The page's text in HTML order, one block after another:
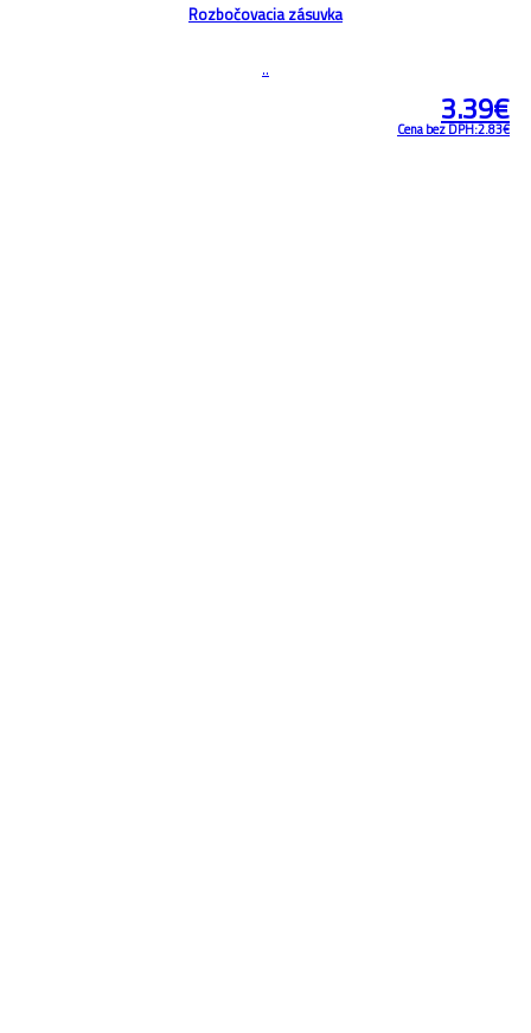
Rozbočovacia zásuvka
..
3.39€
Cena bez DPH:2.83€